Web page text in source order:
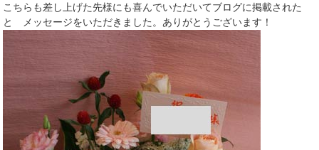
こちらも差し上げた先様にも喜んでいただいてブログに掲載された
と メッセージをいただきました。ありがとうございます！